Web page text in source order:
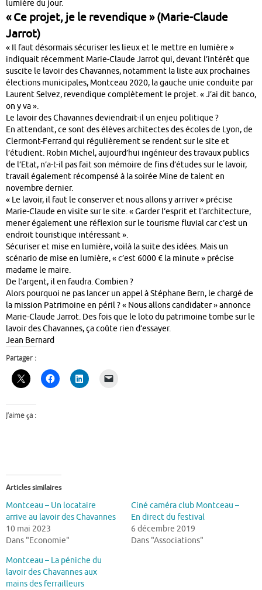
lumière du jour.
« Ce projet, je le revendique » (Marie-Claude
Jarrot)
« Il faut désormais sécuriser les lieux et le mettre en lumière »
indiquait récemment Marie-Claude Jarrot qui, devant l’intérêt que
suscite le lavoir des Chavannes, notamment la liste aux prochaines
élections municipales, Montceau 2020, la gauche unie conduite par
Laurent Selvez, revendique complètement le projet. « J’ai dit banco,
on y va ».
Le lavoir des Chavannes deviendrait-il un enjeu politique ?
En attendant, ce sont des élèves architectes des écoles de Lyon, de
Clermont-Ferrand qui régulièrement se rendent sur le site et
l’étudient. Robin Michel, aujourd’hui ingénieur des travaux publics
de l’Etat, n’a-t-il pas fait son mémoire de fins d’études sur le lavoir,
travail également récompensé à la soirée Mine de talent en
novembre dernier.
« Le lavoir, il faut le conserver et nous allons y arriver » précise
Marie-Claude en visite sur le site. « Garder l’esprit et l’architecture,
mener également une réflexion sur le tourisme fluvial car c’est un
endroit touristique intéressant ».
Sécuriser et mise en lumière, voilà la suite des idées. Mais un
scénario de mise en lumière, « c’est 6000 € la minute » précise
madame le maire.
De l’argent, il en faudra. Combien ?
Alors pourquoi ne pas lancer un appel à Stéphane Bern, le chargé de
la mission Patrimoine en péril ? « Nous allons candidater » annonce
Marie-Claude Jarrot. Des fois que le loto du patrimoine tombe sur le
lavoir des Chavannes, ça coûte rien d’essayer.
Jean Bernard
Partager :
J’aime ça :
Articles similaires
Montceau – Un locataire
arrive au lavoir des Chavannes
10 mai 2023
Dans "Economie"
Ciné caméra club Montceau –
En direct du festival
6 décembre 2019
Dans "Associations"
Montceau – La péniche du
lavoir des Chavannes aux
mains des ferrailleurs